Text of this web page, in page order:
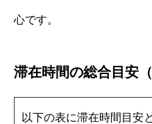
心です。
滞在時間の総合目安
以下の表に滞在時間目安